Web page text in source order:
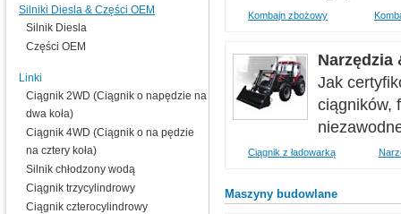
Kombajn zbożowy
Narzędzia
Jak
ciągników,
Ciągnik z ładowarką
Maszyny budowlane
Silniki Diesla & Części OEM
Silnik Diesla
Części OEM
Linki
Ciągnik 2WD (Ciągnik o napędzie na
dwa koła)
Ciągnik 4WD (Ciągnik o na pędzie
na cztery koła)
Silnik chłodzony wodą
Ciągnik trzycylindrowy
Ciągnik czterocylindrowy